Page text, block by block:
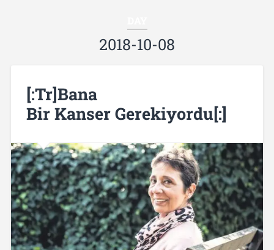
2018-10-08
[:tr]Bana
Bir Kanser Gerekiyordu[:]